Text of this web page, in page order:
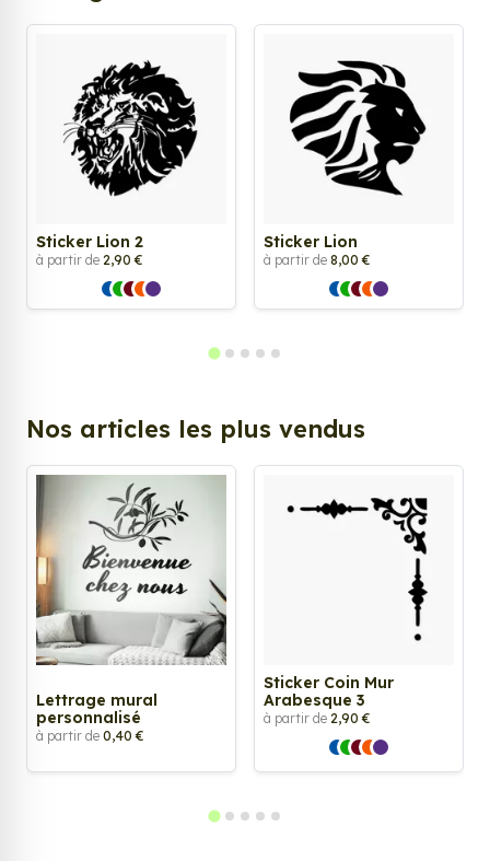
Sticker Lion 2
à partir de 2,90 €
Sticker Lion
à partir de 8,00 €
Nos articles les plus vendus
Lettrage mural
personnalisé
à partir de 0,40 €
Sticker Coin Mur
Arabesque 3
à partir de 2,90 €